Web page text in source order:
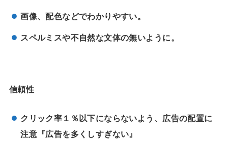
画像、配色などでわかりやすい。
スペルミスや不自然な文体の無いように。
信頼性
クリック率１％以下にならないよう、広告の配置に
注意『広告を多くしすぎない』